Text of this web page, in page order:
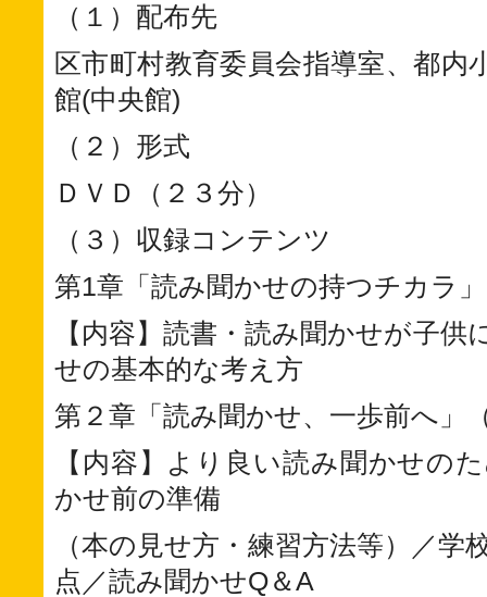
（１）配布先
区市町村教育委員会指導室、都内
館(中央館)
（２）形式
ＤＶＤ（２３分）
（３）収録コンテンツ
第1章「読み聞かせの持つチカラ
【内容】読書・読み聞かせが子
せの基本的な考え方
第２章「読み聞かせ、一歩前へ」
【内容】より良い読み聞かせの
かせ前の準備
（本の見せ方・練習方法等）／
点／読み聞かせQ＆A